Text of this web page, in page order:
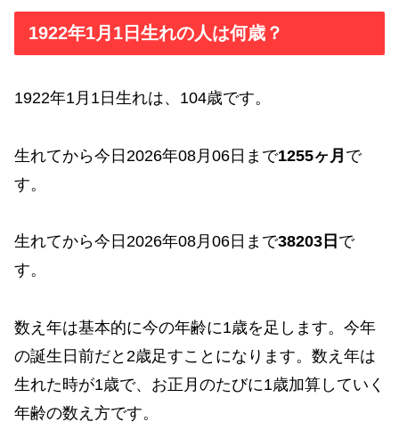
1922年1月1日生れの人は何歳？
1922年1月1日生れは、104歳です。
生れてから今日2026年08月06日まで1255ヶ月 で
す。
生れてから今日2026年08月06日まで38203日 で
す。
数え年は基本的に今の年齢に1歳を足します。今年
の誕生日前だと2歳足すことになります。数え年は
生れた時が1歳で、お正月のたびに1歳加算していく
年齢の数え方です。